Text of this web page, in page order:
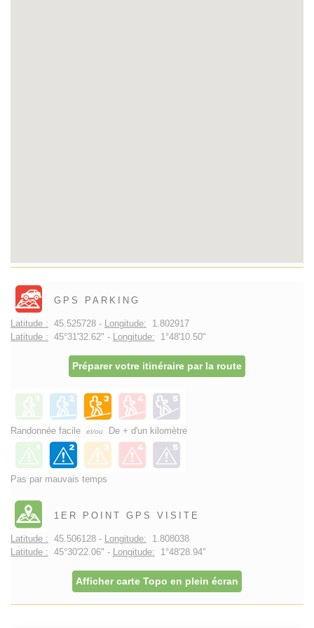
GPS PARKING
Latitude : 45.525728 - Longitude: 1.802917
Latitude : 45°31'32.62" - Longitude: 1°48'10.50"
Préparer votre itinéraire par la route
Randonnée facile et/ou De + d'un kilomètre
Pas par mauvais temps
1ER POINT GPS VISITE
Latitude : 45.506128 - Longitude: 1.808038
Latitude : 45°30'22.06" - Longitude: 1°48'28.94"
Afficher carte Topo en plein écran